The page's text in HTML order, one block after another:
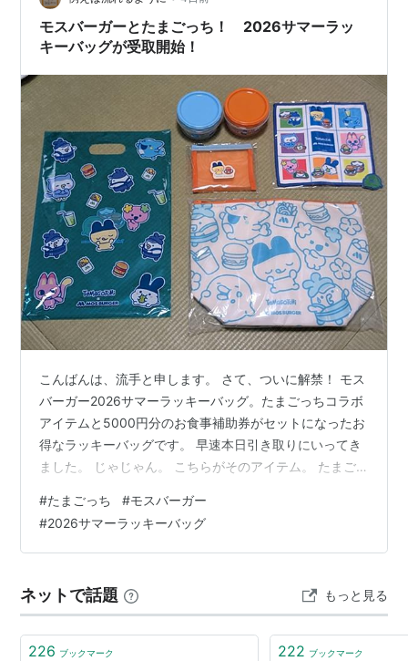
うだ。
8153）が運営。非外資系で、バックに大企業がいない
など、独立系ではあるが、業界二位のシェアを誇ってい
る。
代表的メニュー
モスバーガー
テリヤキバーガー
フレッシュバーガー
モスライスバーガー
ニッポンのバーガー 匠味
モスバーガーファクトリー
MOSDO
モスカフェ （MOSCAFE）
モスバーガーとたまごっち！ 2026サマーラッ
キーバッグが受取開始！
こんばんは、流手と申します。 さて、ついに解禁！ モス
バーガー2026サマーラッキーバッグ。たまごっちコラボ
アイテムと5000円分のお食事補助券がセットになったお
得なラッキーバッグです。 早速本日引き取りにいってき
ました。 じゃじゃん。 こちらがそのアイテム。 たまご
ぱっちのひょっこりワッペンタオル たまごっちの丸型ケ
ース(2個セット） 専用袋 こちらに5000円分のお食事補
助券がついておりました。たまごっちのアイテムメイン
のでありがたいですね。 10月31日までと期限があります
が、2,3回…
#たまごっち #モスバーガー
#2026サマーラッキーバッグ
ネットで話題 もっと見る
226 ブックマーク 222 ブックマーク